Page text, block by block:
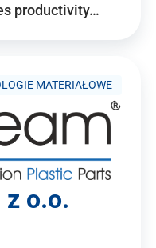
productivity…
MATERIAŁOWE
z o.o.